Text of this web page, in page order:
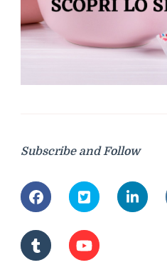
Subscribe and Follow